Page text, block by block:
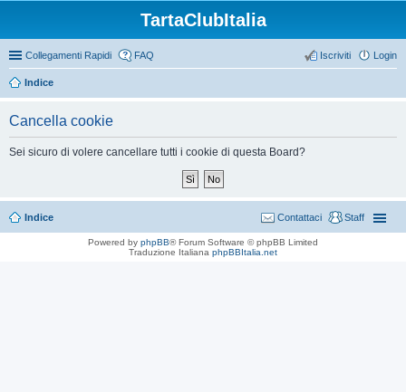
TartaClubItalia
Collegamenti Rapidi FAQ Login
Iscriviti
Indice
Cancella cookie
Sei sicuro di volere cancellare tutti i cookie di questa Board?
Indice Staff
Contattaci
Powered by phpBB® Forum Software © phpBB Limited
Traduzione Italiana phpBBItalia.net